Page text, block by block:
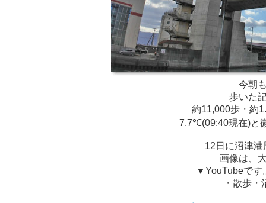
今朝
歩いた
約11,000歩・約
7.7℃(09:40現在)と
12日に沼津
画像は、
▼YouTubeです
・散歩